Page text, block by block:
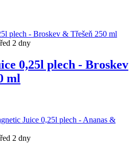
2 dny
0,25l plech - Broskev
ml
2 dny